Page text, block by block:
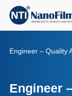
Engineer – Quality
Engineer